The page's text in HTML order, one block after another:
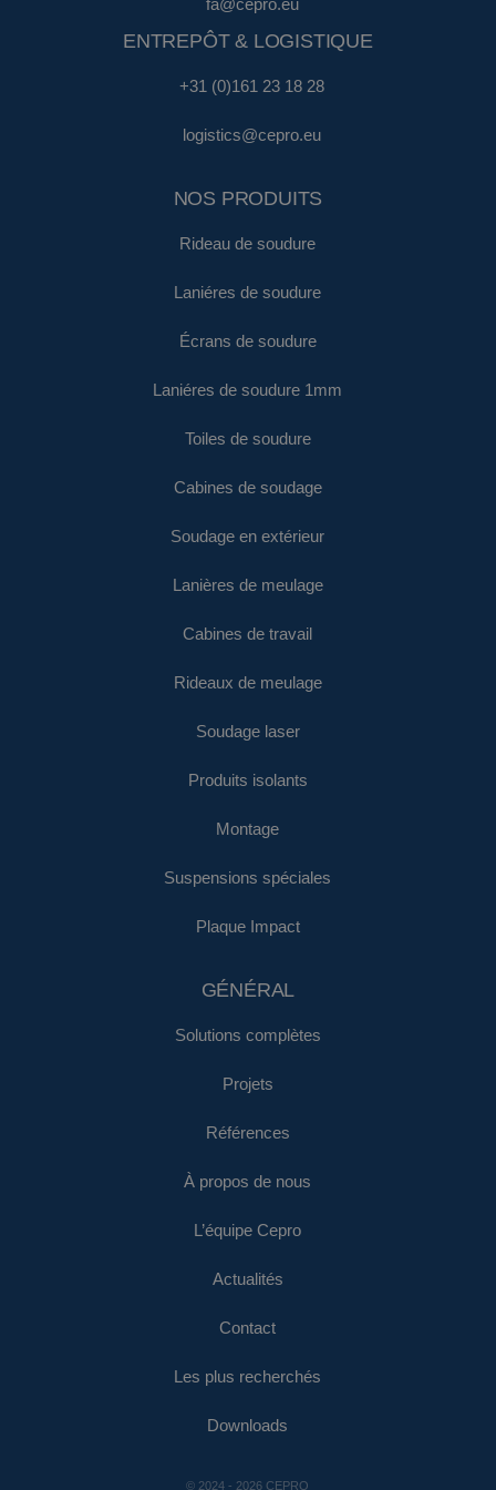
fa@cepro.eu
ENTREPÔT & LOGISTIQUE
+31 (0)161 23 18 28
logistics@cepro.eu
NOS PRODUITS
Rideau de soudure
Laniéres de soudure
Écrans de soudure
Laniéres de soudure 1mm
Toiles de soudure
Cabines de soudage
Soudage en extérieur
Lanières de meulage
Cabines de travail
Rideaux de meulage
Soudage laser
Produits isolants
Montage
Suspensions spéciales
Plaque Impact
GÉNÉRAL
Solutions complètes
Projets
Références
À propos de nous
L’équipe Cepro
Actualités
Contact
Les plus recherchés
Downloads
© 2024 - 2026 CEPRO